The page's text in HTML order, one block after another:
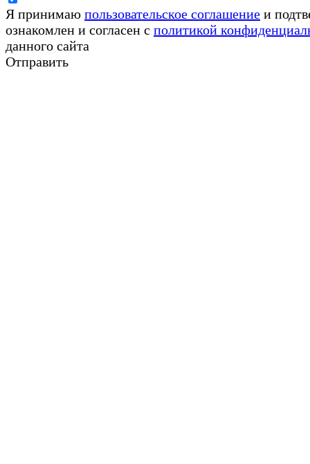
Я принимаю пользовательское соглашение и
ознакомлен и согласен с политикой
данного сайта
Отправить